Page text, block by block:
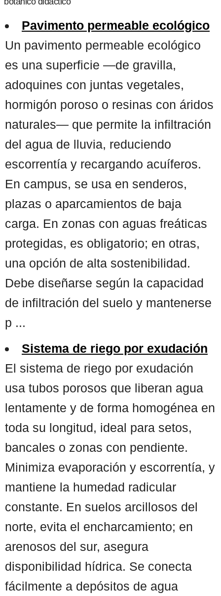
Pavimento permeable ecológico
Un pavimento permeable ecológico
es una superficie —de gravilla,
adoquines con juntas vegetales,
hormigón poroso o resinas con áridos
naturales— que permite la infiltración
del agua de lluvia, reduciendo
escorrentía y recargando acuíferos.
En campus, se usa en senderos,
plazas o aparcamientos de baja
carga. En zonas con aguas freáticas
protegidas, es obligatorio; en otras,
una opción de alta sostenibilidad.
Debe diseñarse según la capacidad
de infiltración del suelo y mantenerse
p ...
Sistema de riego por exudación
El sistema de riego por exudación
usa tubos porosos que liberan agua
lentamente y de forma homogénea en
toda su longitud, ideal para setos,
bancales o zonas con pendiente.
Minimiza evaporación y escorrentía, y
mantiene la humedad radicular
constante. En suelos arcillosos del
norte, evita el encharcamiento; en
arenosos del sur, asegura
disponibilidad hídrica. Se conecta
fácilmente a depósitos de agua